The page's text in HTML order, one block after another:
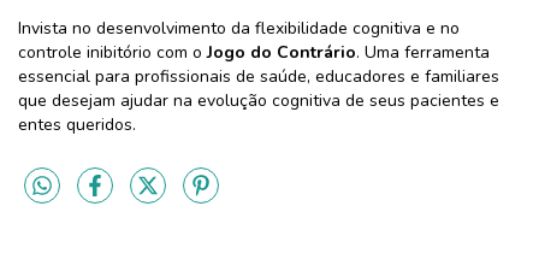
Invista no desenvolvimento da flexibilidade cognitiva e no
controle inibitório com oJogo do Contrário. Uma ferramenta
essencial para profissionais de saúde, educadores e familiares
que desejam ajudar na evolução cognitiva de seus pacientes e
entes queridos.